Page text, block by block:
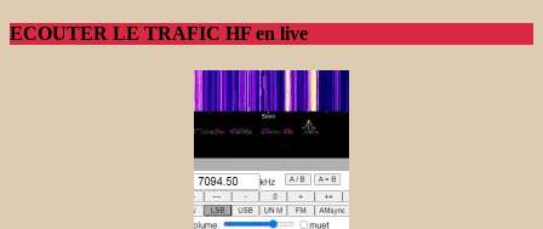
ECOUTER LE TRAFIC HF en live